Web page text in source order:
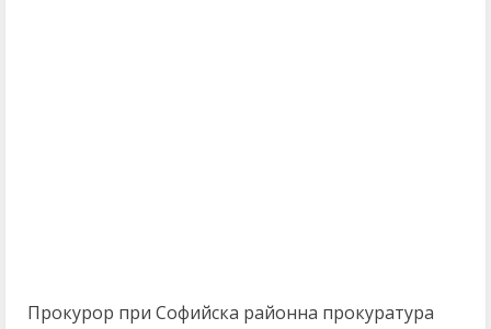
Прокурор при Софийска районна прокуратура